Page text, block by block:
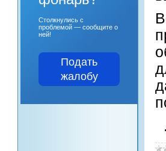
Столкнулись с
проблемой — сообщите о
ней!
Подать
жалобу